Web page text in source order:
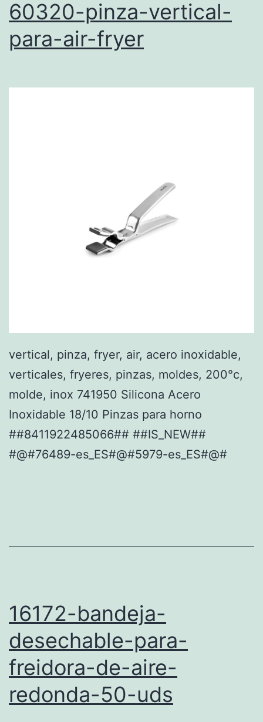
60320-pinza-vertical-
para-air-fryer
vertical, pinza, fryer, air, acero inoxidable,
verticales, fryeres, pinzas, moldes, 200°c,
molde, inox 741950 Silicona Acero
Inoxidable 18/10 Pinzas para horno
##8411922485066## ##IS_NEW##
#@#76489-es_ES#@#5979-es_ES#@#
16172-bandeja-
desechable-para-
freidora-de-aire-
redonda-50-uds